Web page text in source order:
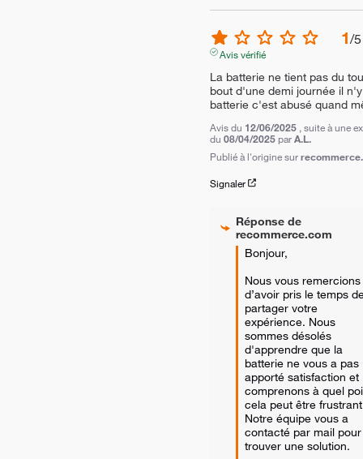
1/5
Avis vérifié
La batterie ne tient pas du
bout d'une demi journée il
batterie c'est abusé quand
Avis du 12/06/2025 , suite à une
du 08/04/2025 parA.L.
Publié à l'origine sur
Signaler
Réponse de
recommerce.com
Bonjour,
Nous vous remercions
d’avoir pris le temps
partager votre
expérience. Nous
sommes désolés
d'apprendre que la
batterie ne vous a pas
apporté satisfaction et
comprenons à quel
cela peut être
Notre équipe vous a
contacté par mail pour
trouver une solution.